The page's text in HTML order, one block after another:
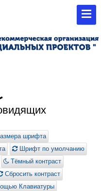
шрифта
Шрифт по умолчанию
Тёмный контраст
Сбросить контраст
Клавиатуры